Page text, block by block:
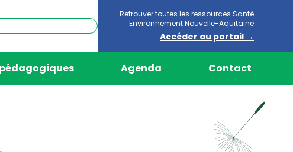
Retrouver toutes les ressources Santé
Environnement Nouvelle-Aquitaine
Accéder au portail →
Agenda Contact